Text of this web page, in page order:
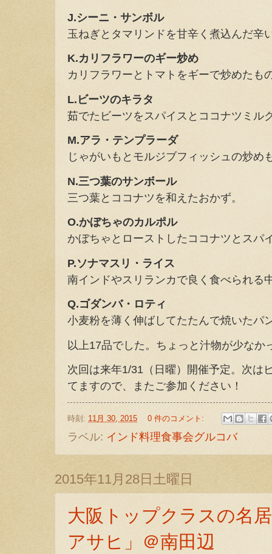
J.シーニ・サンボル
玉ねぎとタマリンドを甘辛く煮込んだ辛
K.カリフラワーのギー炒め
カリフラワーとトマトをギーで炒めたも
L.ビーツのキラタ
茹でたビーツをスパイスとココナツミル
M.アラ・テンプラーダ
じゃがいもとモルジブフィッシュの炒め
N.三つ葉のサンボール
三つ葉とココナツを和えたおかず。
O.かぼちゃのカルポル
かぼちゃとローストしたココナツとスパ
P.ソナマスリ・ライス
南インドやスリランカで良く食べられる
Q.ゴダンバ・ロティ
小麦粉を薄く伸ばしてたたんで焼いたパ
以上17品でした。ちょっと汁物が少なか
次回は来年1/31（日曜）開催予定。次は
てますので、またご参加ください！
時刻: 11月 30, 2015 0 件のコメント:
ラベル: インド料理食事会グルコバ
2015年11月28日土曜日
大阪トップクラスの名
アサヒ」＠南田辺